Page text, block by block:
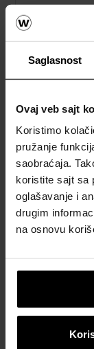
Saglasnost
Ovaj veb sajt
Koristimo
pružanje
saobraćaja.
koristite sajt sa
oglašavanje i
drugim
na osnovu
uzorak
crepa